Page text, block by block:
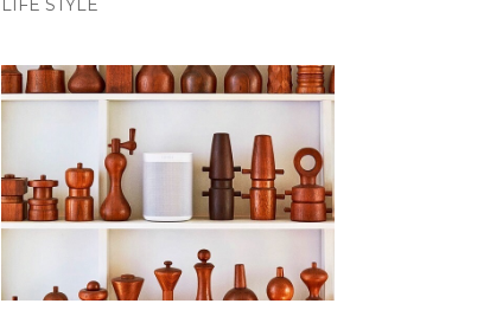
LIFE STYLE